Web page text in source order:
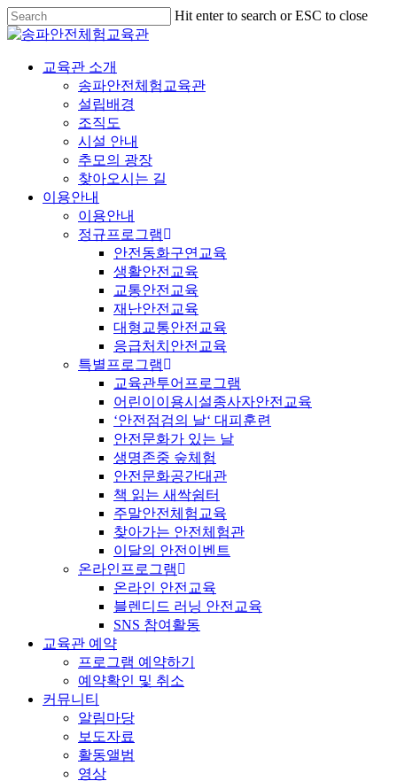
Hit enter to search or ESC to close
교육관 소개
송파안전체험교육관
설립배경
조직도
시설 안내
추모의 광장
찾아오시는 길
이용안내
이용안내
정규프로그램
안전동화구연교육
생활안전교육
교통안전교육
재난안전교육
대형교통안전교육
응급처치안전교육
특별프로그램
교육관투어프로그램
어린이이용시설종사자안전교육
‘안전점검의 날‘ 대피훈련
안전문화가 있는 날
생명존중 숲체험
안전문화공간대관
책 읽는 새싹쉼터
주말안전체험교육
찾아가는 안전체험관
이달의 안전이벤트
온라인프로그램
온라인 안전교육
블렌디드 러닝 안전교육
SNS 참여활동
교육관 예약
프로그램 예약하기
예약확인 및 취소
커뮤니티
알림마당
보도자료
활동앨범
영상